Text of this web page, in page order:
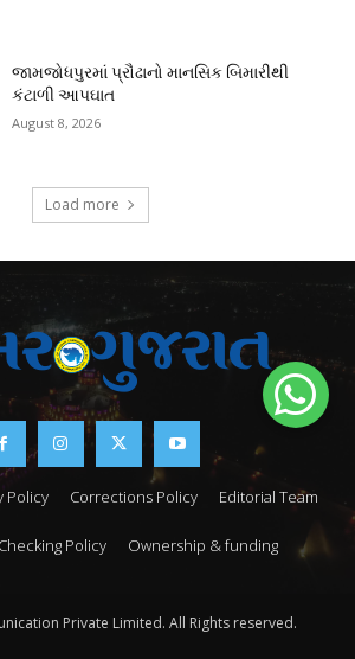
જામજોધપુરમાં પ્રૌઢાનો માનસિક બિમારીથી
કંટાળી આપઘાત
August 8, 2026
Load more
Policy Corrections Policy Editorial Team
Policy Ownership & funding
Private Limited. All Rights reserved.